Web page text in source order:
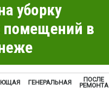
уборку
помещений в
ГЕНЕРАЛЬНАЯ
ПОСЛЕ
РЕМОНТА